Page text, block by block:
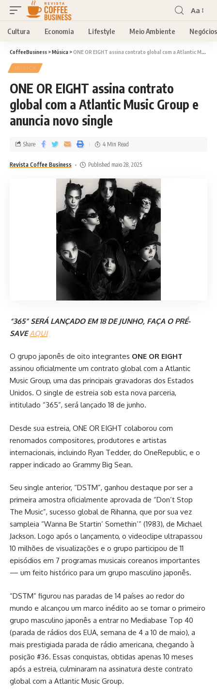
Aa
Cultura Economia Lifestyle Meio Ambiente Negócios
CoffeeBusiness >Música >ONE OR EIGHT assina contrato global com a Atlantic Music Group e anuncia novo single
MÚSICA
ONE OR EIGHT assina contrato
global com a Atlantic Music Group e
anuncia novo single
Revista Coffee Business Published maio 28, 2025
Share 4 Min Read
“365” SERÁ LANÇADO EM 18 DE JUNHO, FAÇA O PRÉ-
SAVEAQUI
O grupo japonês de oito integrantes ONE OR EIGHT
assinou oficialmente um contrato global com a Atlantic
Music Group, uma das principais gravadoras dos Estados
Unidos. O single de estreia sob esta nova parceria,
intitulado “365”, será lançado 18 de junho.
Desde sua estreia, ONE OR EIGHT colaborou com
renomados compositores, produtores e artistas
internacionais, incluindo Ryan Tedder, do OneRepublic, e o
rapper indicado ao Grammy Big Sean.
Seu single anterior, “DSTM”, ganhou destaque por ser a
primeira amostra oficialmente aprovada de “Don’t Stop
The Music”, sucesso global de Rihanna, que por sua vez
sampleia “Wanna Be Startin’ Somethin’” (1983), de Michael
Jackson. Logo após o lançamento, o videoclipe ultrapassou
10 milhões de visualizações e o grupo participou de 11
episódios em 7 programas musicais coreanos importantes
— um feito histórico para um grupo masculino japonês.
“DSTM” figurou nas paradas de 14 países ao redor do
mundo e alcançou um marco inédito ao se tornar o primeiro
grupo masculino japonês a entrar no Mediabase Top 40
(parada de rádios dos EUA, semana de 4 a 10 de maio), a
mais prestigiada parada de rádio americana, chegando à
posição #36. Essas conquistas, obtidas apenas 10 meses
após a estreia, culminaram na assinatura deste contrato
global com a Atlantic Music Group.